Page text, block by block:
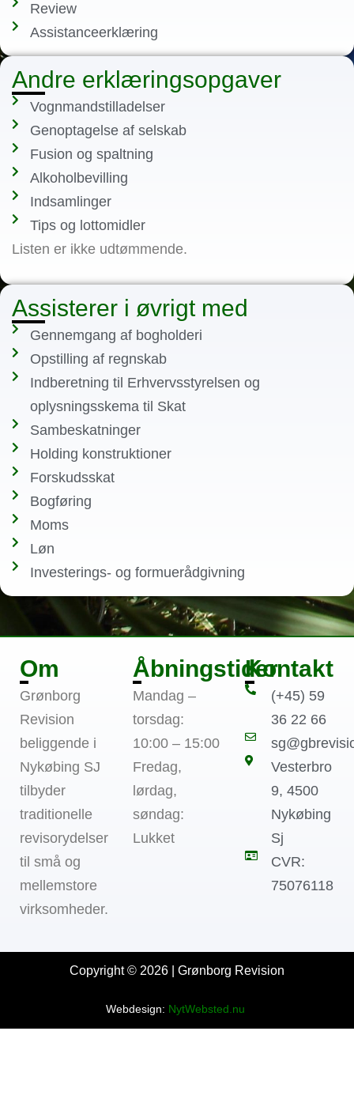
Review
Assistanceerklæring
Andre erklæringsopgaver
Vognmandstilladelser
Genoptagelse af selskab
Fusion og spaltning
Alkoholbevilling
Indsamlinger
Tips og lottomidler
Listen er ikke udtømmende.
Assisterer i øvrigt med
Gennemgang af bogholderi
Opstilling af regnskab
Indberetning til Erhvervsstyrelsen og
oplysningsskema til Skat
Sambeskatninger
Holding konstruktioner
Forskudsskat
Bogføring
Moms
Løn
Investerings- og formuerådgivning
Om
Grønborg
Revision
beliggende i
Nykøbing SJ
tilbyder
traditionelle
revisorydelser
til små og
mellemstore
virksomheder.
Åbningstider
Mandag –
torsdag:
10:00 – 15:00
Fredag,
lørdag,
søndag:
Lukket
Kontakt
(+45) 59
36 22 66
Vesterbro
9, 4500
Nykøbing
Sj
CVR:
75076118
Copyright © 2026 | Grønborg Revision
Webdesign: NytWebsted.nu